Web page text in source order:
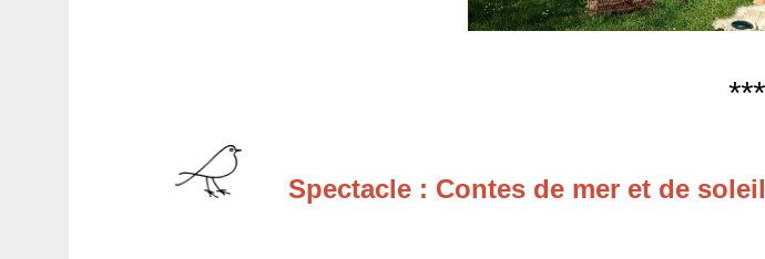
***
Spectacle : Contes de mer et de soleil